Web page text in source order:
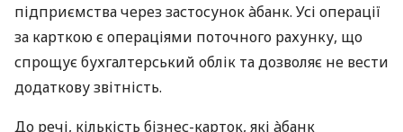
підприємства через застосунок àбанк. Усі операції
за карткою є операціями поточного рахунку, що
спрощує бухгалтерський облік та дозволяє не вести
додаткову звітність.
До речі, кількість бізнес-карток, які àбанк